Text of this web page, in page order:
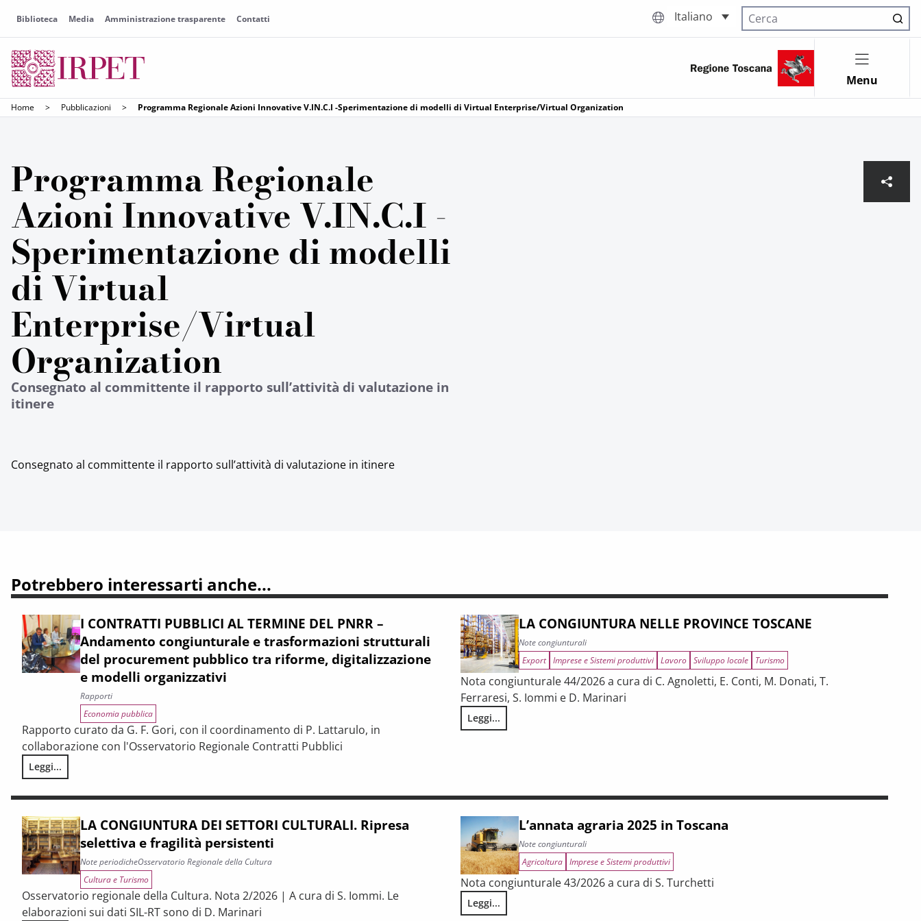
Biblioteca Media Amministrazione trasparente Contatti Italiano
Cerca nel sito
Menu
Home > Pubblicazioni > Programma Regionale Azioni Innovative V.IN.C.I -Sperimentazione di modelli di Virtual Enterprise/Virtual Organization
Programma Regionale
Azioni Innovative V.IN.C.I -
Sperimentazione di modelli
di Virtual
Enterprise/Virtual
Organization
Consegnato al committente il rapporto sull’attività di valutazione in
itinere
Consegnato al committente il rapporto sull’attività di valutazione in itinere
Potrebbero interessarti anche...
I CONTRATTI PUBBLICI AL TERMINE DEL PNRR –
Andamento congiunturale e trasformazioni strutturali
del procurement pubblico tra riforme, digitalizzazione
e modelli organizzativi
Rapporti
Economia pubblica
Rapporto curato da G. F. Gori, con il coordinamento di P. Lattarulo, in
collaborazione con l'Osservatorio Regionale Contratti Pubblici
Leggi...
I CONTRATTI PUBBLICI AL TERMINE DEL PNRR – Andamento congiunturale e trasformazioni strutturali del procurement pubblico tra riforme, digitalizzazione e modelli organizzativi
LA CONGIUNTURA NELLE PROVINCE TOSCANE
Note congiunturali
Export Imprese e Sistemi produttivi Lavoro Sviluppo locale Turismo
Nota congiunturale 44/2026 a cura di C. Agnoletti, E. Conti, M. Donati, T.
Ferraresi, S. Iommi e D. Marinari
Leggi...
LA CONGIUNTURA NELLE PROVINCE TOSCANE
LA CONGIUNTURA DEI SETTORI CULTURALI. Ripresa
selettiva e fragilità persistenti
Note periodicheOsservatorio Regionale della Cultura
Cultura e Turismo
Osservatorio regionale della Cultura. Nota 2/2026 | A cura di S. Iommi. Le
elaborazioni sui dati SIL-RT sono di D. Marinari
L’annata agraria 2025 in Toscana
Note congiunturali
Agricoltura Imprese e Sistemi produttivi
Nota congiunturale 43/2026 a cura di S. Turchetti
Leggi...
L’annata agraria 2025 in Toscana